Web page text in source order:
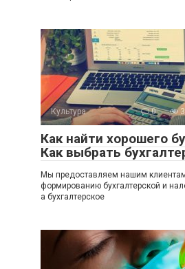
Культура 0 3
Как найти хорошего
Как выбрать
Мы предоставляем нашим
формированию бухгалтерской и
а бухгалтерское